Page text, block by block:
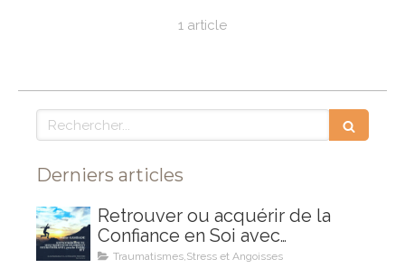
1 article
Rechercher
Derniers articles
Retrouver ou acquérir de la
Confiance en Soi avec
l'Hypnose et les Mouvements
Traumatismes,Stress et Angoisses